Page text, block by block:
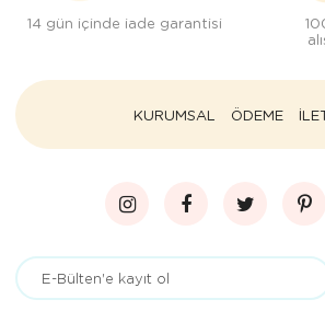
14 gün içinde iade garantisi
KURUMSAL ÖDEME